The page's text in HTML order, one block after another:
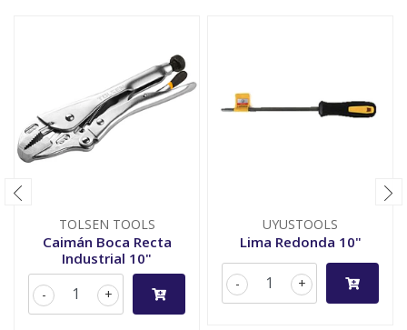
TOLSEN TOOLS
Caimán Boca Recta
Industrial 10"
+
-
UYUSTOOLS
Lima Redonda 10"
+
-